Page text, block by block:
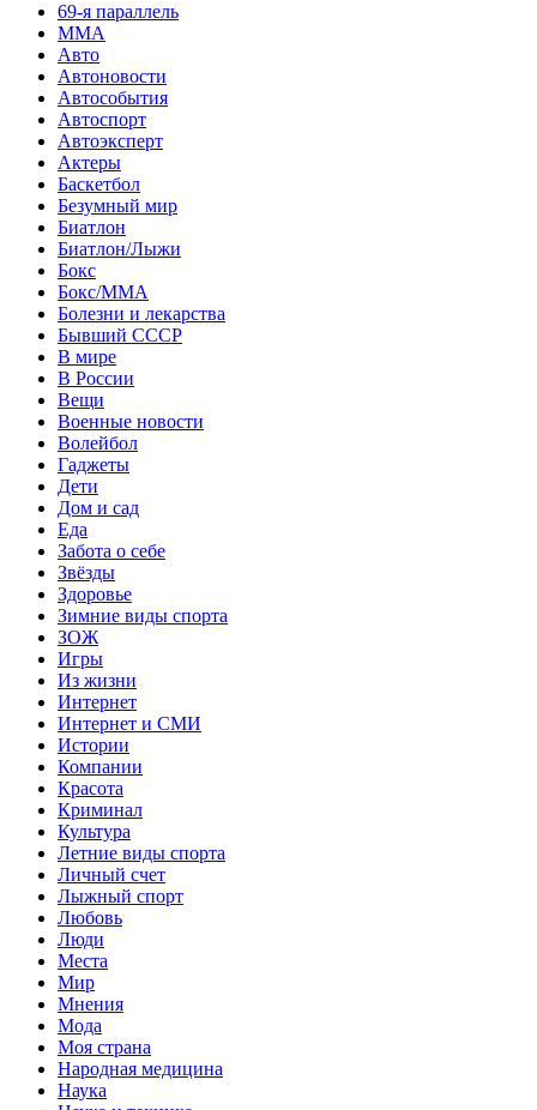
69-я параллель
MMA
Авто
Автоновости
Автособытия
Автоспорт
Автоэксперт
Актеры
Баскетбол
Безумный мир
Биатлон
Биатлон/Лыжи
Бокс
Бокс/MMA
Болезни и лекарства
Бывший СССР
В мире
В России
Вещи
Военные новости
Волейбол
Гаджеты
Дети
Дом и сад
Еда
Забота о себе
Звёзды
Здоровье
Зимние виды спорта
ЗОЖ
Игры
Из жизни
Интернет
Интернет и СМИ
Истории
Компании
Красота
Криминал
Культура
Летние виды спорта
Личный счет
Лыжный спорт
Любовь
Люди
Места
Мир
Мнения
Мода
Моя страна
Народная медицина
Наука